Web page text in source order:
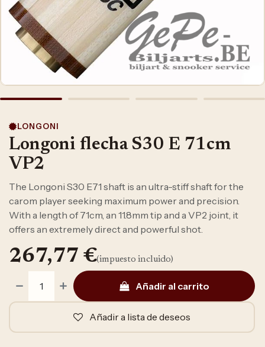
LONGONI
Longoni flecha S30 E 71cm
VP2
The Longoni S30 E71 shaft is an ultra-stiff shaft for the
carom player seeking maximum power and precision.
With a length of 71cm, an 11.8mm tip and a VP2 joint, it
offers an extremely direct and powerful shot.
Añadir al carrito
Añadir a lista de deseos
267,77 €(impuesto incluido)